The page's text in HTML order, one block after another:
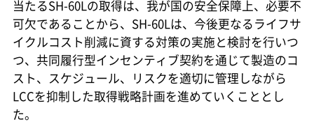
当たるSH-60Lの取得は、我が国の安全保障上、必要不
可欠であることから、SH-60Lは、今後更なるライフサ
イクルコスト削減に資する対策の実施と検討を行いつ
つ、共同履行型インセンティブ契約を通じて製造のコ
スト、スケジュール、リスクを適切に管理しながら
LCCを抑制した取得戦略計画を進めていくこととし
た。